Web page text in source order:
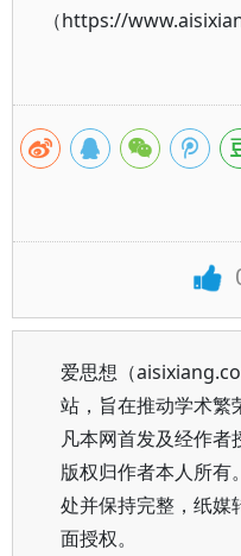
（https://
爱思想（
站，旨在推动学术繁
凡本网首发及经作者
版权归作者本人所有
处并保持完整，纸媒
面授权。